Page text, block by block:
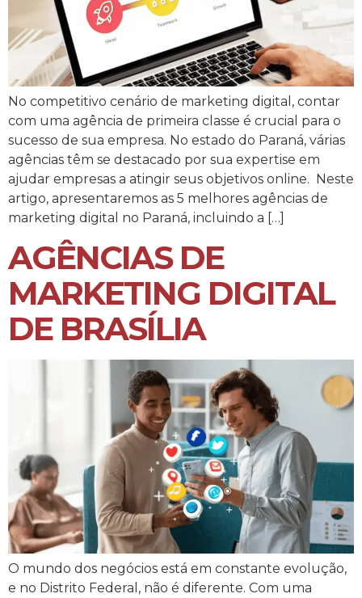
No competitivo cenário de marketing digital, contar
com uma agência de primeira classe é crucial para o
sucesso de sua empresa. No estado do Paraná, várias
agências têm se destacado por sua expertise em
ajudar empresas a atingir seus objetivos online. Neste
artigo, apresentaremos as 5 melhores agências de
marketing digital no Paraná, incluindo a […]
AGÊNCIAS DE
MARKETING DIGITAL
DE BRASÍLIA
O mundo dos negócios está em constante evolução,
e no Distrito Federal, não é diferente. Com uma